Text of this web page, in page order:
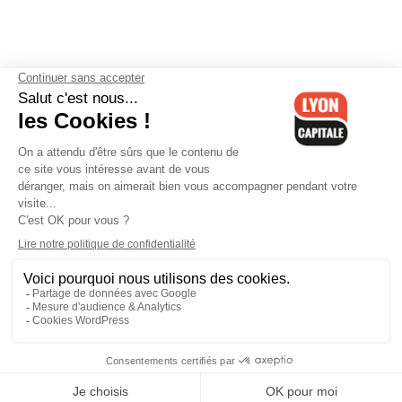
Contactez-nous-Mentions légales-CGV-Politique de
confidentialité-Gestion des cookies
Cedex 06